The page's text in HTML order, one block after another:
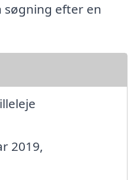
søgning efter en
2019,